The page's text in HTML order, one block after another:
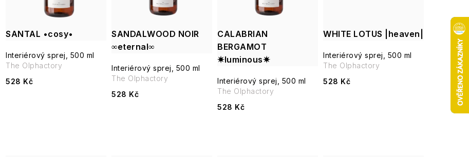
p
r
o
p
r
o
SANTAL •cosy•
Interiérový sprej, 500 ml
528 Kč
The Olphactory
SANDALWOOD NOIR
∞eternal∞
Interiérový sprej, 500 ml
528 Kč
The Olphactory
CALABRIAN
BERGAMOT
✷luminous✷
Interiérový sprej, 500 ml
528 Kč
The Olphactory
WHITE LOTUS |heaven|
Interiérový sprej, 500 ml
528 Kč
The Olphactory